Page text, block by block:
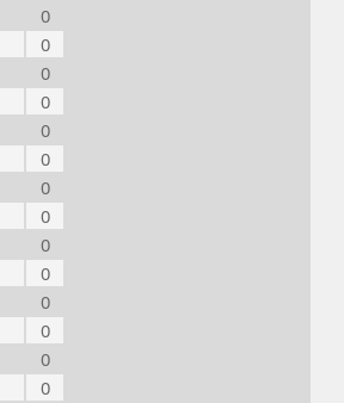
0
0
0
0
0
0
0
0
0
0
0
0
0
0